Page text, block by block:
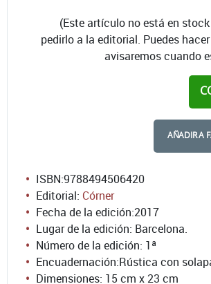
(Este artículo no está en
pedirlo a la editorial. Puedes
avisaremos cuando
AÑADIR A
ISBN:9788494506420
Editorial: Córner
Fecha de la edición:2017
Lugar de la edición: Barcelona.
Número de la edición: 1ª
Encuadernación:Rústica con
Dimensiones: 15 cm x 23 cm